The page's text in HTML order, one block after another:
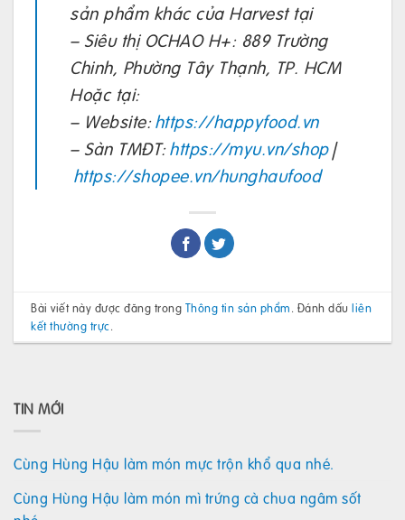
sản phẩm khác của Harvest tại
– Siêu thị OCHAO H+: 889 Trường
Chinh, Phường Tây Thạnh, TP. HCM
Hoặc tại:
– Website:https://happyfood.vn
– Sàn TMĐT:https://myu.vn/shop|
https://shopee.vn/hunghaufood
Bài viết này được đăng trong Thông tin sản phẩm. Đánh dấuliên
kết thường trực.
TIN MỚI
Cùng Hùng Hậu làm món mực trộn khổ qua nhé.
Cùng Hùng Hậu làm món mì trứng cà chua ngâm sốt